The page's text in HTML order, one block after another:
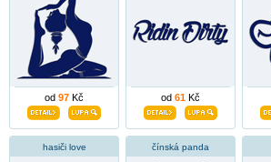
od 97 Kč od 61 Kč
hasiči love čínská panda